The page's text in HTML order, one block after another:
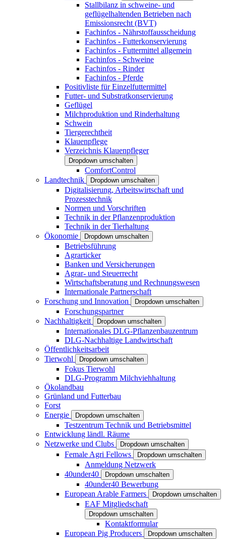
Stallbilanz in schweine- und
geflügelhaltenden Betrieben nach
Emissionsrecht (BVT)
Fachinfos - Nährstoffausscheidung
Fachinfos - Futterkonservierung
Fachinfos - Futtermittel allgemein
Fachinfos - Schweine
Fachinfos - Rinder
Fachinfos - Pferde
Positivliste für Einzelfuttermittel
Futter- und Substratkonservierung
Geflügel
Milchproduktion und Rinderhaltung
Schwein
Tiergerechtheit
Klauenpflege
Verzeichnis Klauenpfleger
Dropdown umschalten
ComfortControl
Landtechnik
Dropdown umschalten
Digitalisierung, Arbeitswirtschaft und
Prozesstechnik
Normen und Vorschriften
Technik in der Pflanzenproduktion
Technik in der Tierhaltung
Ökonomie
Dropdown umschalten
Betriebsführung
Agrarticker
Banken und Versicherungen
Agrar- und Steuerrecht
Wirtschaftsberatung und Rechnungswesen
Internationale Partnerschaft
Forschung und Innovation
Dropdown umschalten
Forschungspartner
Nachhaltigkeit
Dropdown umschalten
Internationales DLG-Pflanzenbauzentrum
DLG-Nachhaltige Landwirtschaft
Öffentlichkeitsarbeit
Tierwohl
Dropdown umschalten
Fokus Tierwohl
DLG-Programm Milchviehhaltung
Ökolandbau
Grünland und Futterbau
Forst
Energie
Dropdown umschalten
Testzentrum Technik und Betriebsmittel
Entwicklung ländl. Räume
Netzwerke und Clubs
Dropdown umschalten
Female Agri Fellows Dropdown umschalten
Anmeldung Netzwerk
40under40
Dropdown umschalten
40under40 Bewerbung
European Arable Farmers
Dropdown umschalten
EAF Mitgliedschaft
Dropdown umschalten
Kontaktformular
European Pig Producers
Dropdown umschalten